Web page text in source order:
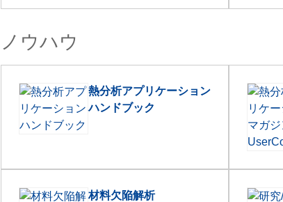
ノウハウ
熱分析アプリケーション
ハンドブック
材料欠陥解析